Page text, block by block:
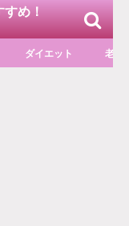
すめ！
ダイエット 老化